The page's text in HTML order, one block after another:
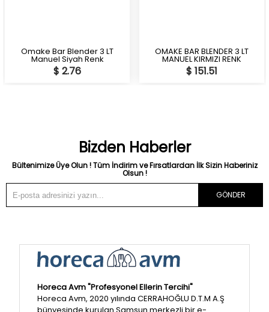
Omake Bar Blender 3 LT
Manuel Siyah Renk
$ 2.76
OMAKE BAR BLENDER 3 LT
MANUEL KIRMIZI RENK
$ 151.51
Bizden Haberler
Bültenimize Üye Olun ! Tüm İndirim ve Fırsatlardan İlk Sizin Haberiniz
Olsun !
GÖNDER
Horeca Avm "Profesyonel Ellerin Tercihi"
Horeca Avm, 2020 yılında CERRAHOĞLU D.T.M A.Ş